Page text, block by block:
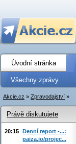
Úvodní stránka
Všechny zprávy
Akcie.cz » Zpravodajství »
Právě diskutujete
20:15 Denní report -...:
paiza.io/projec...